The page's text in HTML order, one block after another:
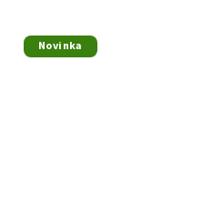
Novinka